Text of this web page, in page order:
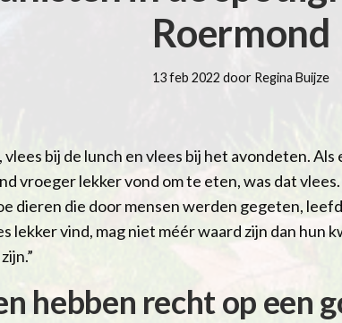
Roermond
13 feb 2022 door Regina Buijze
bij de lunch en vlees bij het avondeten.
vroeger lekker vond om te eten, was dat
dieren die door mensen werden gegeten,
lekker vind, mag niet méér waard zijn dan hun
hebben recht op een